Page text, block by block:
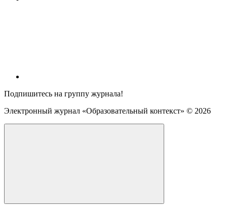
Подпишитесь на группу журнала!
Электронный журнал «Образовательный контекст» © 2026